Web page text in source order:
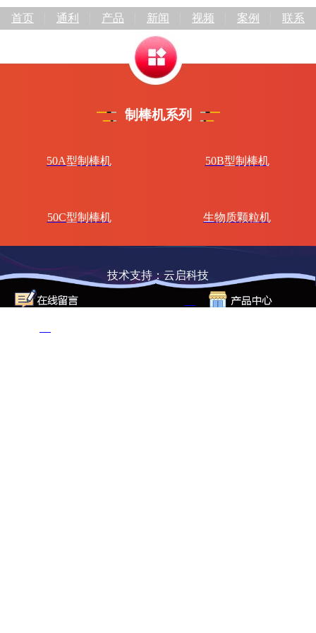
首页 通利 产品 新闻 视频 案例 联系
制棒机系列
50A型制棒机 50B型制棒机
50C型制棒机 生物质颗粒机
技术支持：云启科技